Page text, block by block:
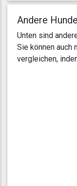
Andere
Unten sind
Sie können auch
vergleichen,